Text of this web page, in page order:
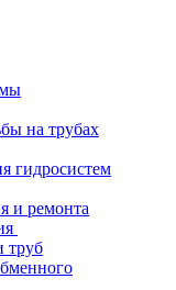
на трубах
гидросистем
и ремонта
труб